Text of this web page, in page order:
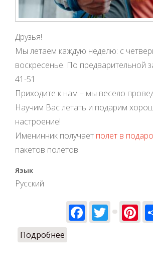
Друзья!
Мы летаем каждую неделю: с
воскресенье. По предварительной
41-51
Приходите к нам – мы весело
Научим Вас летать и подарим
настроение!
Именинник получает полет в
пакетов полетов.
Язык
Русский
Подробнее